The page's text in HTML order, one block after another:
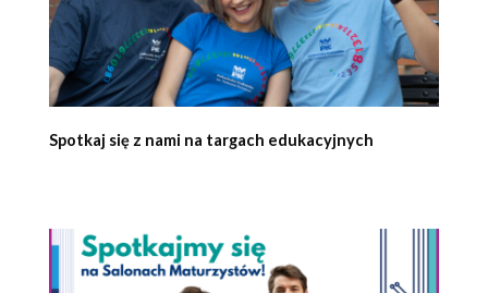
Spotkaj się z nami na targach edukacyjnych